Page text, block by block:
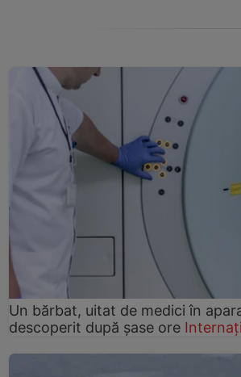
Un bărbat, uitat de medici în
descoperit după șase ore